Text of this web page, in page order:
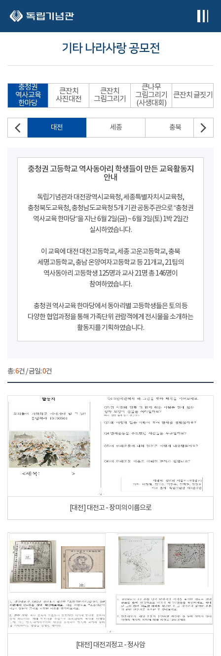
기타 나라사랑 공모전
충청권
역사교육
한마당
큰잔치
사진대전
큰잔치
그림그리기
큰나무
그림그리기
(사생대회)
큰잔치 글짓기
대전 세종 충북
충청권 고등학교 역사동아리 학생들이 만든 교육활동지
안내
독립기념관과 대전광역시교육청, 세종특별자치시교육청,
충청북도교육청, 충청남도교육청 5개 기관 공동주관으로 “충청권
역사교육 한마당”을 지난 6월 2일(금) ~ 6월 3일(토) 1박 2일간
실시하였습니다.
이 교육에 대전 대전고등학교, 세종 고운고등학교, 충북
세명고등학교, 충남 온양여자고등학교 등 21개교, 21팀의
역사동아리 고등학생 125명과 교사 21명 총 146명이
참여하였습니다.
충청권 역사교육 한마당에서 동아리별 고등학생들은 토의 등
다양한 협업과정을 통해 가족단위 관람객에게 전시물을 소개하는
활동지를 기획하였습니다.
총:6건 / 금일:0건
[대전] 대전고 - 장미의 이름으로
[대전] 대전괴정고 - 정사암